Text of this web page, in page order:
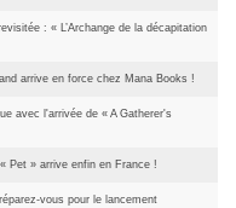
: « L’Archange de la décapitation
arrive en force chez Mana Books !
avec l'arrivée de « A Gatherer's
Pet » arrive enfin en France !
vous pour le lancement